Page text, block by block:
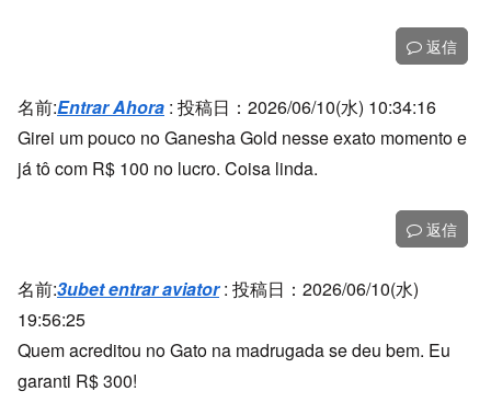
返信
名前:Entrar Ahora : 投稿日：2026/06/10(水) 10:34:16
Girei um pouco no Ganesha Gold nesse exato momento e
já tô com R$ 100 no lucro. Coisa linda.
返信
名前:3ubet entrar aviator: 投稿日：2026/06/10(水)
19:56:25
Quem acreditou no Gato na madrugada se deu bem. Eu
garanti R$ 300!